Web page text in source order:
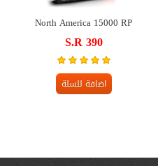
North America 15000 RP
S.R 390
اضافة للسلة